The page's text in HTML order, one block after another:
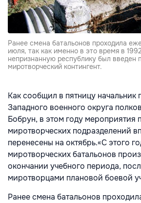
Ранее смена батальонов проходила
июля, так как именно в это время в
непризнанную республику был введен
миротворческий контингент.
Как сообщил в пятницу начальник
Западного военного округа
Бобрун, в этом году мероприятия
миротворческих подразделений
перенесены на октябрь.«С этого
миротворческих батальонов
окончании учебного периода,
миротворцами плановой боевой
Ранее смена батальонов